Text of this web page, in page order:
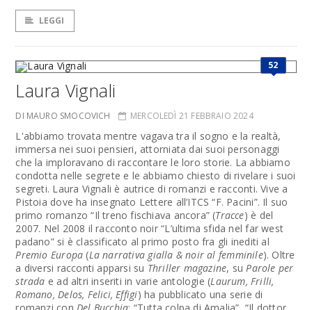
LEGGI
52
Laura Vignali
DI MAURO SMOCOVICH MERCOLEDÌ 21 FEBBRAIO 2024
L'abbiamo trovata mentre vagava tra il sogno e la realtà,
immersa nei suoi pensieri, attorniata dai suoi personaggi
che la imploravano di raccontare le loro storie. La abbiamo
condotta nelle segrete e le abbiamo chiesto di rivelare i suoi
segreti. Laura Vignali è autrice di romanzi e racconti. Vive a
Pistoia dove ha insegnato Lettere all’ITCS “F. Pacini”. Il suo
primo romanzo “Il treno fischiava ancora” (Tracce) è del
2007. Nel 2008 il racconto noir “L’ultima sfida nel far west
padano” si è classificato al primo posto fra gli inediti al
Premio Europa(La narrativa gialla & noir al femminile). Oltre
a diversi racconti apparsi su Thriller magazine, suParole per
strada e ad altri inseriti in varie antologie (Laurum, Frilli,
Romano, Delos, Felici, Effigi) ha pubblicato una serie di